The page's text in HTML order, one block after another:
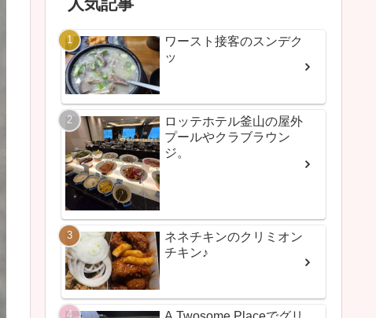
人気記事
ワースト接客のスンデク
ッ
ロッテホテル釜山の屋外
プールやクラブラウン
ジ。
ネネチキンのクリミオン
チキン♪